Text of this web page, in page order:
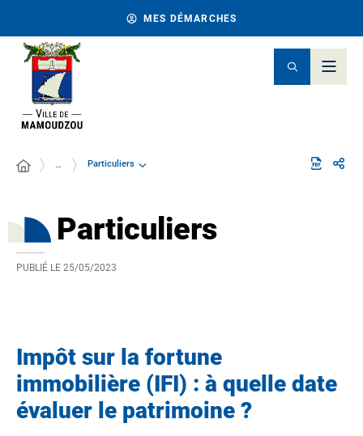
MES DÉMARCHES
… Particuliers
Particuliers
PUBLIÉ LE 25/05/2023
Impôt sur la fortune
immobilière (IFI) : à quelle date
évaluer le patrimoine ?